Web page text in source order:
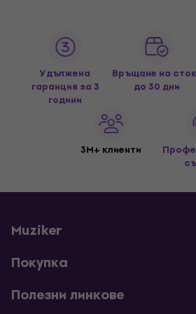
Удължена
гаранция за 3
години
Връщане на
до 30 дни
3M+ клиенти
Muziker
Покупка
Полезни линкове